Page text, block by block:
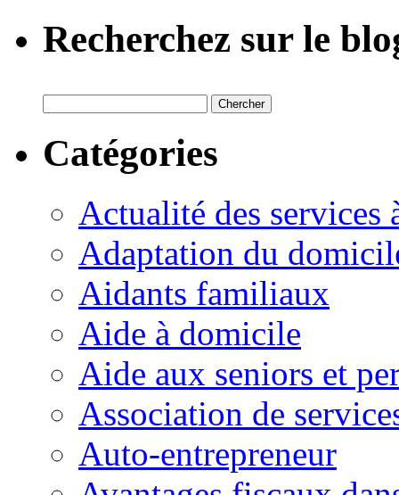
Recherchez sur le
Catégories
Actualité des services
Adaptation du
Aidants familiaux
Aide à domicile
Aide aux seniors et
Association de
Auto-entrepreneur